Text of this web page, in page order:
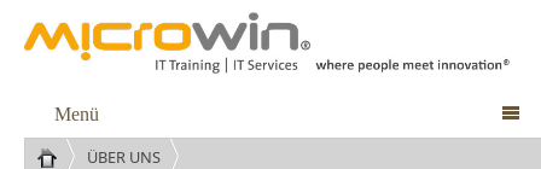
Menü 
ÜBER UNS